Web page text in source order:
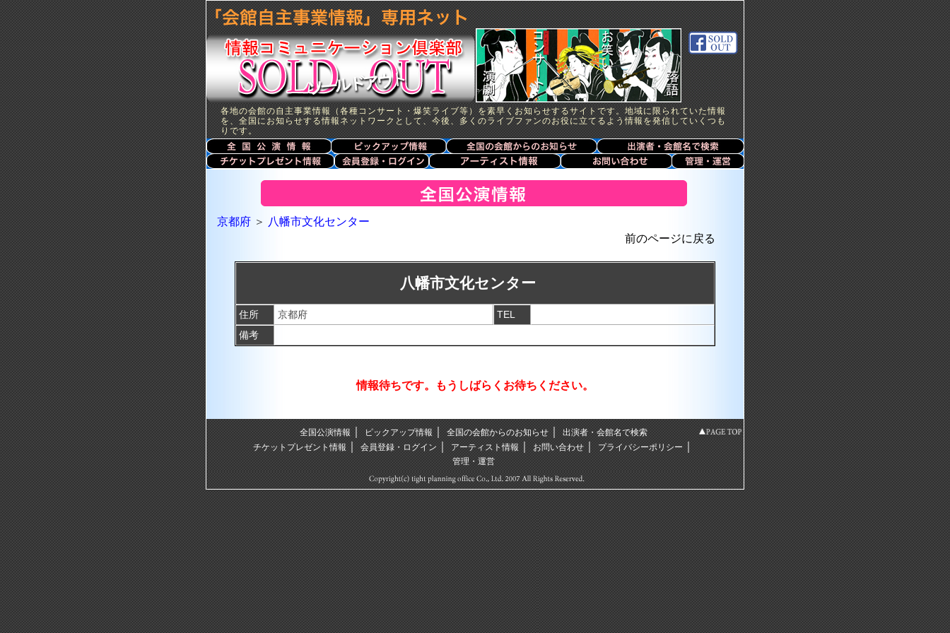
各地の会館の自主事業情報（各種コンサート・爆笑ライブ等）を素早くお知らせするサイトです。地域に限られていた情報
を、全国にお知らせする情報ネットワークとして、今後、多くのライブファンのお役に立てるよう情報を発信していくつも
りです。
京都府 ＞ 八幡市文化センター
前のページに戻る
八幡市文化センター
住所 京都府
TEL
備考
情報待ちです。もうしばらくお待ちください。
全国公演情報｜ピックアップ情報｜全国の会館からのお知らせ｜出演者・会館名で検索
チケットプレゼント情報｜会員登録・ログイン｜アーティスト情報｜お問い合わせ｜プライバシーポリシー｜
管理・運営